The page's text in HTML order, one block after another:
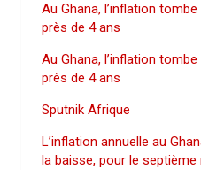
Au Ghana, l’inflation
près de 4 ans
Au Ghana, l’inflation
près de 4 ans
Sputnik Afrique
L’inflation annuelle au
la baisse, pour le